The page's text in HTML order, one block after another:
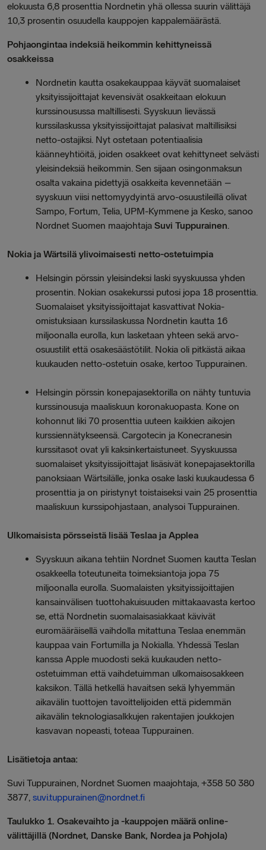
elokuusta 6,8 prosenttia Nordnetin yhä ollessa suurin välittäjä
10,3 prosentin osuudella kauppojen kappalemäärästä.
Pohjaongintaa indeksiä heikommin kehittyneissä
osakkeissa
Nordnetin kautta osakekauppaa käyvät suomalaiset
yksityissijoittajat kevensivät osakkeitaan elokuun
kurssinousussa maltillisesti. Syyskuun lievässä
kurssilaskussa yksityissijoittajat palasivat maltillisiksi
netto-ostajiksi. Nyt ostetaan potentiaalisia
käänneyhtiöitä, joiden osakkeet ovat kehittyneet selvästi
yleisindeksiä heikommin. Sen sijaan osingonmaksun
osalta vakaina pidettyjä osakkeita kevennetään –
syyskuun viisi nettomyydyintä arvo-osuustileillä olivat
Sampo, Fortum, Telia, UPM-Kymmene ja Kesko, sanoo
Nordnet Suomen maajohtaja Suvi Tuppurainen.
Nokia ja Wärtsilä ylivoimaisesti netto-ostetuimpia
Helsingin pörssin yleisindeksi laski syyskuussa yhden
prosentin. Nokian osakekurssi putosi jopa 18 prosenttia.
Suomalaiset yksityissijoittajat kasvattivat Nokia-
omistuksiaan kurssilaskussa Nordnetin kautta 16
miljoonalla eurolla, kun lasketaan yhteen sekä arvo-
osuustilit että osakesäästötilit. Nokia oli pitkästä aikaa
kuukauden netto-ostetuin osake, kertoo Tuppurainen.
Helsingin pörssin konepajasektorilla on nähty tuntuvia
kurssinousuja maaliskuun koronakuopasta. Kone on
kohonnut liki 70 prosenttia uuteen kaikkien aikojen
kurssiennätykseensä. Cargotecin ja Konecranesin
kurssitasot ovat yli kaksinkertaistuneet. Syyskuussa
suomalaiset yksityissijoittajat lisäsivät konepajasektorilla
panoksiaan Wärtsilälle, jonka osake laski kuukaudessa 6
prosenttia ja on piristynyt toistaiseksi vain 25 prosenttia
maaliskuun kurssipohjastaan, analysoi Tuppurainen.
Ulkomaisista pörsseistä lisää Teslaa ja Applea
Syyskuun aikana tehtiin Nordnet Suomen kautta Teslan
osakkeella toteutuneita toimeksiantoja jopa 75
miljoonalla eurolla. Suomalaisten yksityissijoittajien
kansainvälisen tuottohakuisuuden mittakaavasta kertoo
se, että Nordnetin suomalaisasiakkaat kävivät
euromääräisellä vaihdolla mitattuna Teslaa enemmän
kauppaa vain Fortumilla ja Nokialla. Yhdessä Teslan
kanssa Apple muodosti sekä kuukauden netto-
ostetuimman että vaihdetuimman ulkomaisosakkeen
kaksikon. Tällä hetkellä havaitsen sekä lyhyemmän
aikavälin tuottojen tavoittelijoiden että pidemmän
aikavälin teknologiasalkkujen rakentajien joukkojen
kasvavan nopeasti, toteaa Tuppurainen.
Lisätietoja antaa:
Suvi Tuppurainen, Nordnet Suomen maajohtaja, +358 50 380
3877, suvi.tuppurainen@nordnet.fi
Taulukko 1. Osakevaihto ja -kauppojen määrä online-
välittäjillä (Nordnet, Danske Bank, Nordea ja Pohjola)